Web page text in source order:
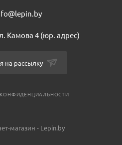
Камова 4 (юр. адрес)
на рассылку
магазин - Lepin.by